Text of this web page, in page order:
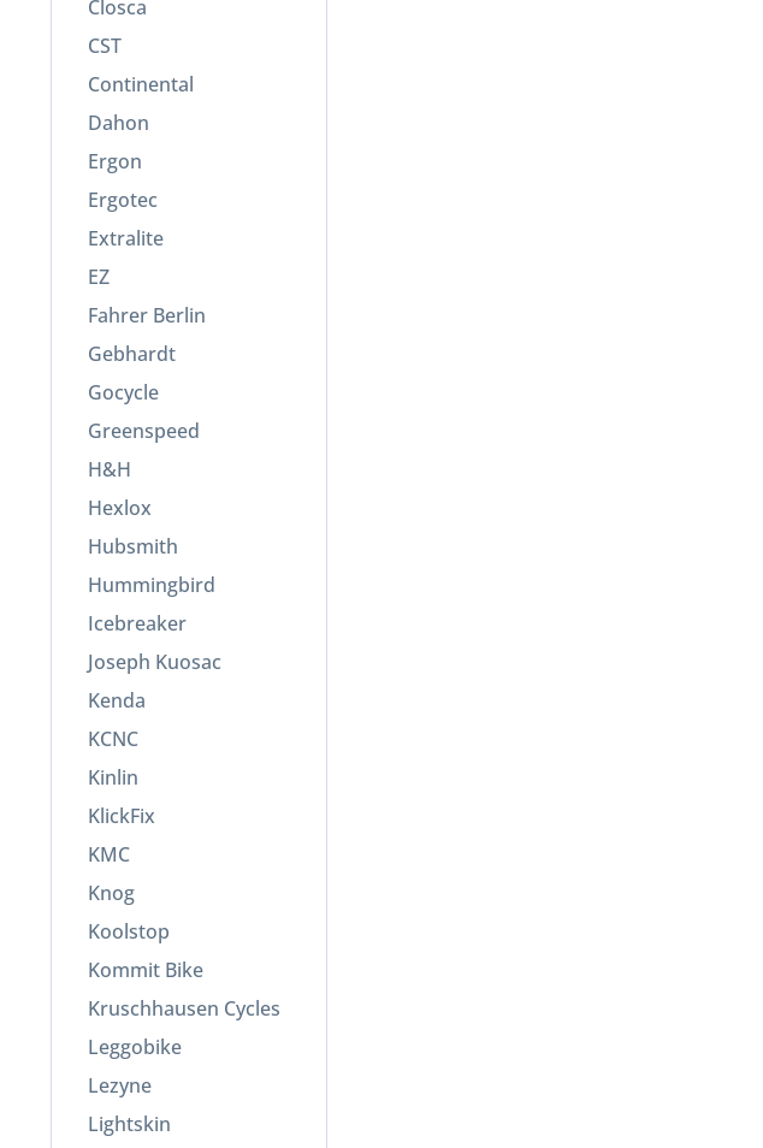
Closca
CST
Continental
Dahon
Ergon
Ergotec
Extralite
EZ
Fahrer Berlin
Gebhardt
Gocycle
Greenspeed
H&H
Hexlox
Hubsmith
Hummingbird
Icebreaker
Joseph Kuosac
Kenda
KCNC
Kinlin
KlickFix
KMC
Knog
Koolstop
Kommit Bike
Kruschhausen Cycles
Leggobike
Lezyne
Lightskin